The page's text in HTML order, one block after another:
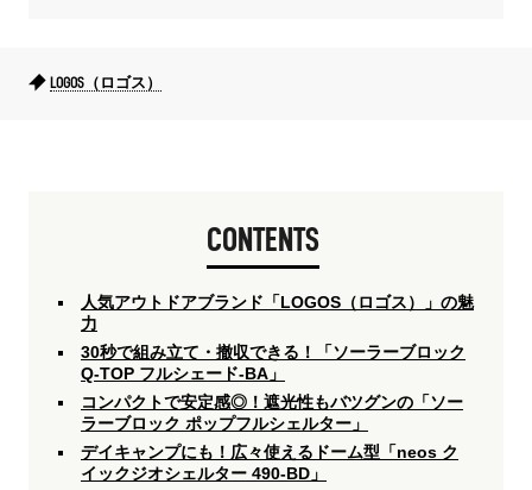
LOGOS（ロゴス）
CONTENTS
人気アウトドアブランド「LOGOS（ロゴス）」の魅
力
30秒で組み立て・撤収できる！「ソーラーブロック
Q-TOP フルシェード-BA」
コンパクトで安定感◎！遮光性もバツグンの「ソー
ラーブロック ポップフルシェルター」
デイキャンプにも！広々使えるドーム型「neos ク
イックジオシェルター 490-BD」